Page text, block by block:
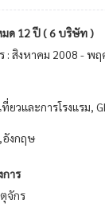
ด 12 ปี ( 6 บริษัท )
: สิงหาคม 2008 - พฤ
วและการโรงแรม,
อังกฤษ
าร
จักร